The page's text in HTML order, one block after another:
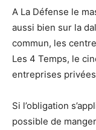
A La Défense le
aussi bien sur la
commun, les
Les 4 Temps, le
entreprises
Si l’obligation
possible de